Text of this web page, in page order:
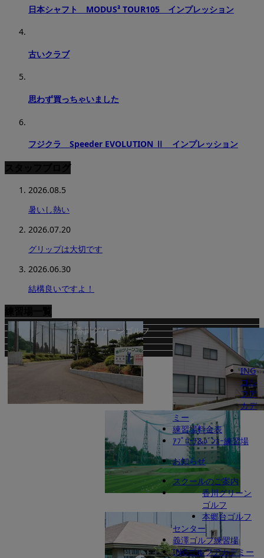
日本シャフト MODUS³ TOUR105 インプレッション
古いクラブ
思わず買っちゃいました
フジクラ Speeder EVOLUTION Ⅱ インプレッション
2026.08.5
暑いし熱い
2026.07.20
グリップは大切です
2026.06.30
結構良いですよ！
香川グリーンゴルフ
ING
ゴル
フア
カデ
ミー
練習場料金表
ｱﾌﾟﾛｰﾁ&ﾊﾞﾝｶｰ練習場
お知らせ
スクールのご案内
香川グリーン
ゴルフ
本郷台ゴルフ
センター
義澤ゴルフ練習場
INGゴルフアカデミー